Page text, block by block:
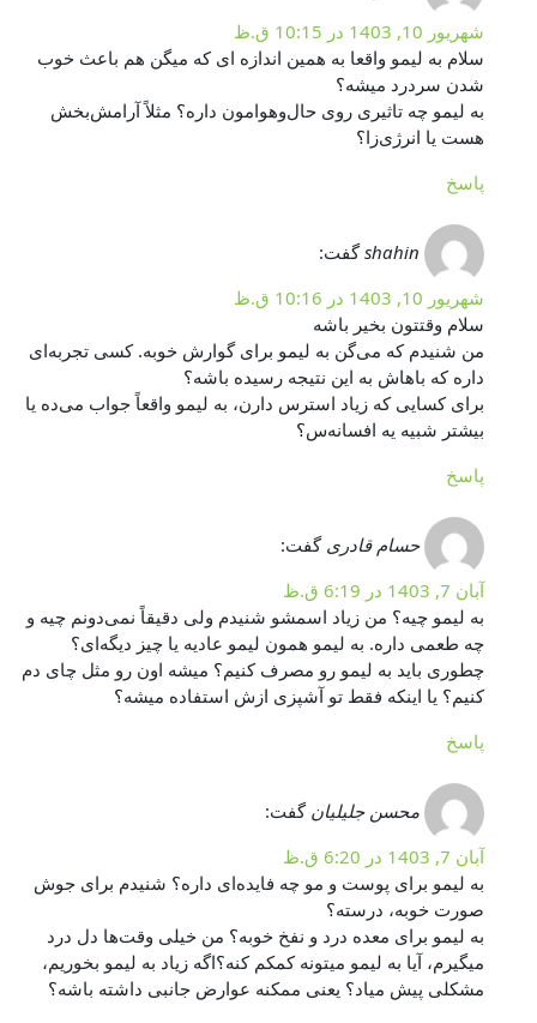
شهریور 10, 1403 در 10:15 ق.ظ
سلام به لیمو واقعا به همین اندازه ای که میگن هم باعث خوب
شدن سردرد میشه؟
به لیمو چه تاثیری روی حال‌وهوامون داره؟ مثلاً آرامش‌بخش
هست یا انرژی‌زا؟
پاسخ
shahin گفت:
شهریور 10, 1403 در 10:16 ق.ظ
سلام وقتتون بخیر باشه
من شنیدم که می‌گن به لیمو برای گوارش خوبه. کسی تجربه‌ای
داره که باهاش به این نتیجه رسیده باشه؟
برای کسایی که زیاد استرس دارن، به لیمو واقعاً جواب می‌ده یا
بیشتر شبیه یه افسانه‌س؟
پاسخ
حسام قادری گفت:
آبان 7, 1403 در 6:19 ق.ظ
به لیمو چیه؟ من زیاد اسمشو شنیدم ولی دقیقاً نمی‌دونم چیه و
چه طعمی داره. به لیمو همون لیمو عادیه یا چیز دیگه‌ای؟
چطوری باید به لیمو رو مصرف کنیم؟ میشه اون رو مثل چای دم
کنیم؟ یا اینکه فقط تو آشپزی ازش استفاده میشه؟
پاسخ
محسن جلیلیان گفت:
آبان 7, 1403 در 6:20 ق.ظ
به لیمو برای پوست و مو چه فایده‌ای داره؟ شنیدم برای جوش
صورت خوبه، درسته؟
به لیمو برای معده درد و نفخ خوبه؟ من خیلی وقت‌ها دل درد
میگیرم، آیا به لیمو میتونه کمکم کنه؟اگه زیاد به لیمو بخوریم،
مشکلی پیش میاد؟ یعنی ممکنه عوارض جانبی داشته باشه؟